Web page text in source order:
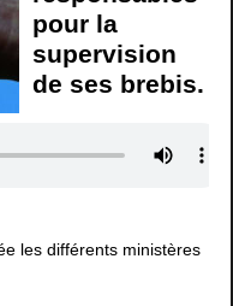
pour la
supervision
de ses brebis.
les différents ministères